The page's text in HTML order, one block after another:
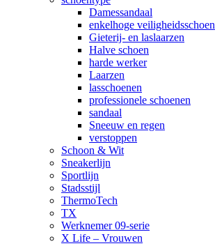
Damessandaal
enkelhoge veiligheidsschoen
Gieterij- en laslaarzen
Halve schoen
harde werker
Laarzen
lasschoenen
professionele schoenen
sandaal
Sneeuw en regen
verstoppen
Schoon & Wit
Sneakerlijn
Sportlijn
Stadsstijl
ThermoTech
TX
Werknemer 09-serie
X Life – Vrouwen